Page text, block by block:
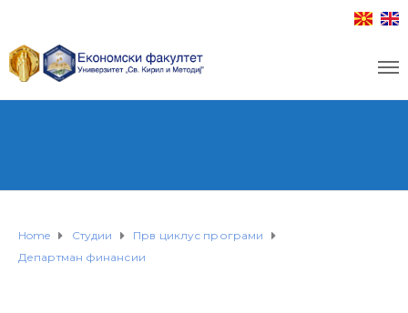
Home Студии
Прв циклус програми
Департман финансии